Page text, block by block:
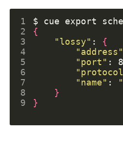
1 $ cue export
2
{
3
"lossy" :
{
4
"address"
5
"port"
6
7
"name" :
8
}
9
}